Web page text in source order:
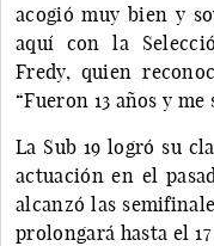
acogió muy bien y
aquí con la
Fredy, quien
“Fueron 13 años y
La Sub 19 logró su
actuación en el
alcanzó las
prolongará hasta el